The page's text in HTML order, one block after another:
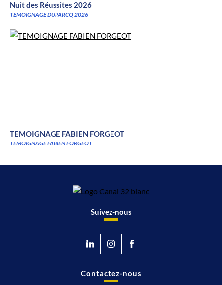
Nuit des Réussites 2026
TEMOIGNAGE DUPARCQ 2026
TEMOIGNAGE FABIEN FORGEOT
TEMOIGNAGE FABIEN FORGEOT
Suivez-nous
Contactez-nous